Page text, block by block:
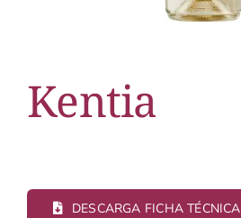
Kentia
DESCARGA FICHA TÉCNICA